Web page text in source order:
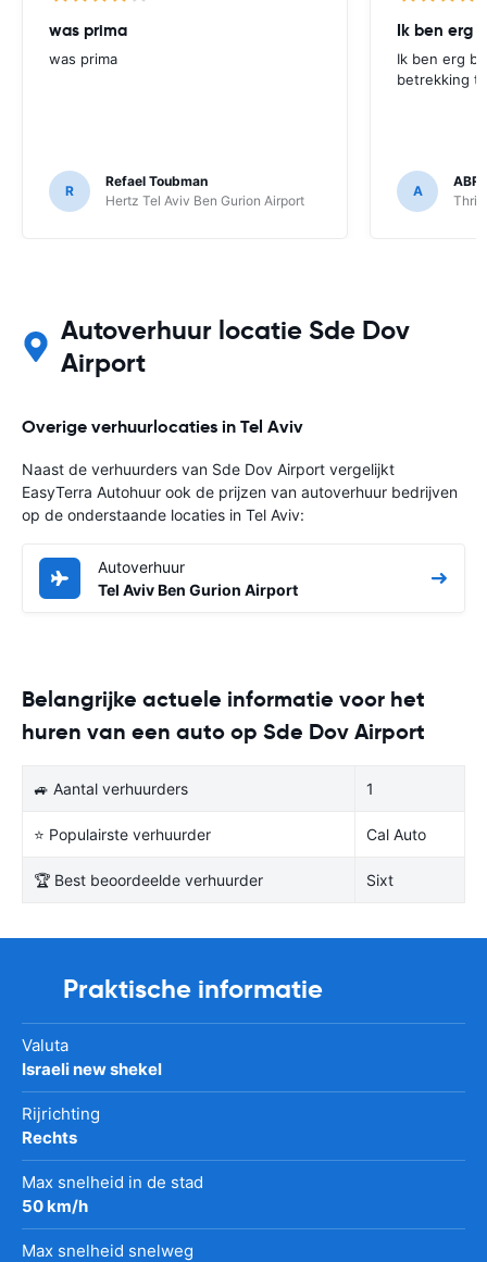
was prima
was prima
R
Refael Toubman
Hertz Tel Aviv Ben Gurion Airport
Ik ben erg
Ik ben erg
betrekking
A
Autoverhuur locatie Sde Dov
Airport
Overige verhuurlocaties in Tel Aviv
Naast de verhuurders van Sde Dov Airport vergelijkt
EasyTerra Autohuur ook de prijzen van autoverhuur bedrijven
op de onderstaande locaties in Tel Aviv:
Autoverhuur
Tel Aviv Ben Gurion Airport
Belangrijke actuele informatie voor het
huren van een auto op Sde Dov Airport
🚙 Aantal verhuurders 1
⭐ Populairste verhuurder Cal Auto
🏆 Best beoordeelde verhuurder Sixt
Praktische informatie
Valuta
Israeli new shekel
Rijrichting
Rechts
Max snelheid in de stad
50 km/h
Max snelheid snelweg